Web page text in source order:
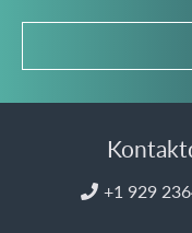
 +1 929